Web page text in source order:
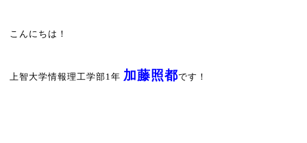
こんにちは！
上智大学情報理工学部1年 加藤照都です！